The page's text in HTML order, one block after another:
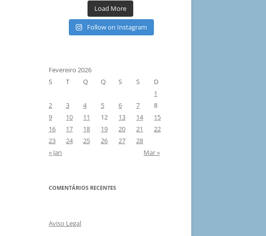
Load More
Follow on Instagram
Fevereiro 2026
S
T Q Q S S
D
1
2
3 4 5 6 7
8
9
10 11 12 13 14
15
16
17 18 19 20 21
22
23
24 25 26 27
28
« Jan
Mar »
COMENTÁRIOS RECENTES
Aviso Legal